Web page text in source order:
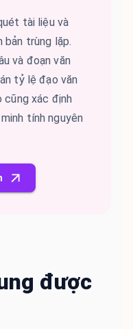
tài liệu và
bản trùng lặp.
và đoạn văn
tỷ lệ đạo văn
cũng xác định
tính nguyên
được